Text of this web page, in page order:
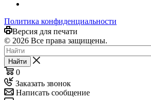
Политика конфиденциальности
Версия для печати
© 2026 Все права защищены.
Найти
0
Заказать звонок
Написать сообщение